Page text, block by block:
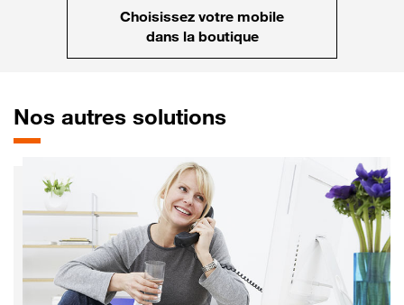
Choisissez votre mobile
dans la boutique
Nos autres solutions